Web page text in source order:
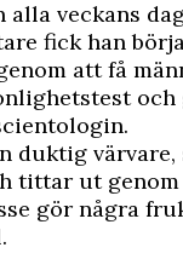
alla veckans
fick han
att få
och
duktig värvare,
tittar ut
gör några